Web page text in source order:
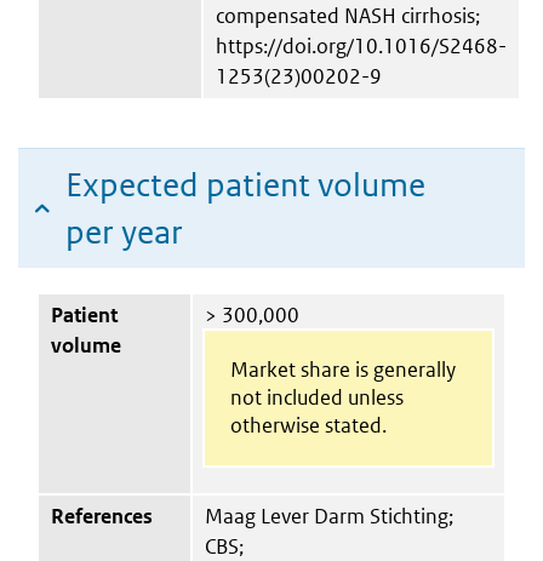
compensated NASH cirrhosis;
https://doi.org/10.1016/S2468-
1253(23)00202-9
Expected patient volume
per year
Patient
volume
> 300,000
Market share is generally
not included unless
otherwise stated.
References
Maag Lever Darm Stichting;
CBS;